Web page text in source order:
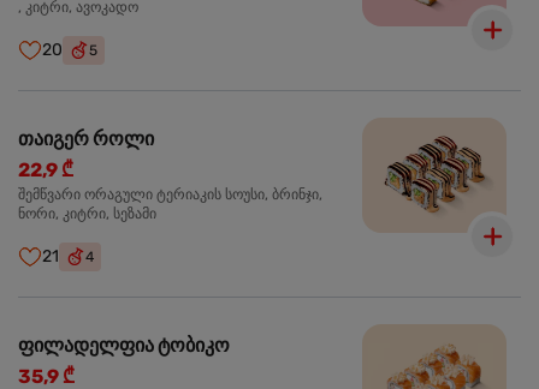
, კიტრი, ავოკადო
20 5
თაიგერ როლი
22,9 ₾
შემწვარი ორაგული ტერიაკის სოუსი, ბრინჯი,
ნორი, კიტრი, სეზამი
21 4
ფილადელფია ტობიკო
35,9 ₾